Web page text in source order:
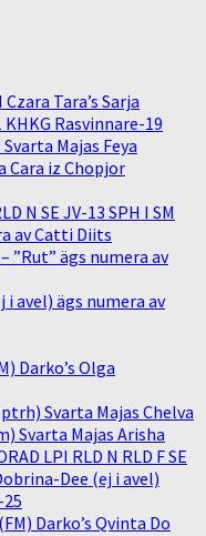
Tara’s Sarja
Rasvinnare-19
Majas Feya
Cara iz Chopjor
N SE JV-13 SPH I SM
av Catti Diits
”Rut” ägs numera av
i avel) ägs numera av
Darko’s Olga
Svarta Majas Chelva
Svarta Majas Arisha
LPI RLD N RLD F SE
Dee (ej i avel)
Darko’s Qvinta Do